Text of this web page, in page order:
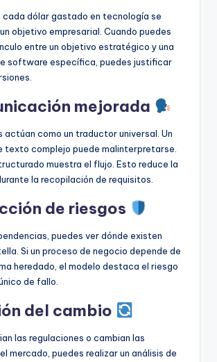
cada dólar gastado en tecnología se
objetivo empresarial. Cuando puedes
entre un objetivo estratégico y una
software específica, puedes justificar
mejorada
actúan como un traductor universal. Un
texto complejo puede malinterpretarse.
muestra el flujo. Esto reduce la
la recopilación de requisitos.
de riesgos
puedes ver dónde existen
Si un proceso de negocio depende de
heredado, el modelo destaca el riesgo
de fallo.
del cambio
las regulaciones o cambian las
mercado, puedes realizar un análisis de